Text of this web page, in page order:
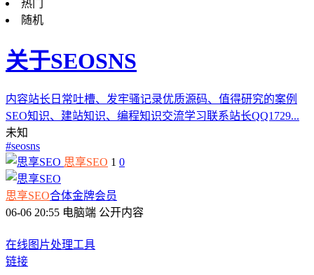
热门
随机
关于SEOSNS
内容站长日常吐槽、发牢骚记录优质源码、值得研究的案例
SEO知识、建站知识、编程知识交流学习联系站长QQ1729...
未知
#seosns
思享SEO 1 0
思享SEO合体金牌会员
06-06 20:55 电脑端 公开内容
在线图片处理工具
链接